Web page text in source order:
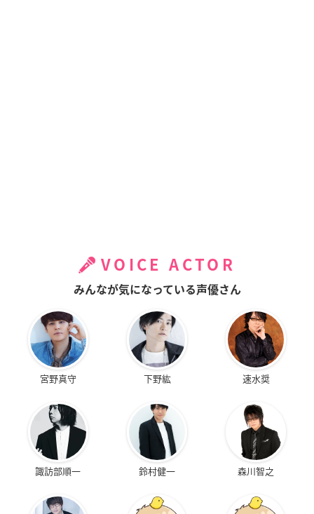
VOICE ACTOR
みんなが気になっている声優さん
宮野真守 下野紘 速水奨
諏訪部順一 鈴村健一 森川智之